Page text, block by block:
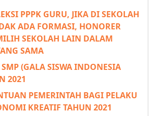
PPPK GURU, JIKA DI SEKOLAH
ADA FORMASI, HONORER
SEKOLAH LAIN DALAM
SAMA
(GALA SISWA INDONESIA
2021
PEMERINTAH BAGI PELAKU
KREATIF TAHUN 2021